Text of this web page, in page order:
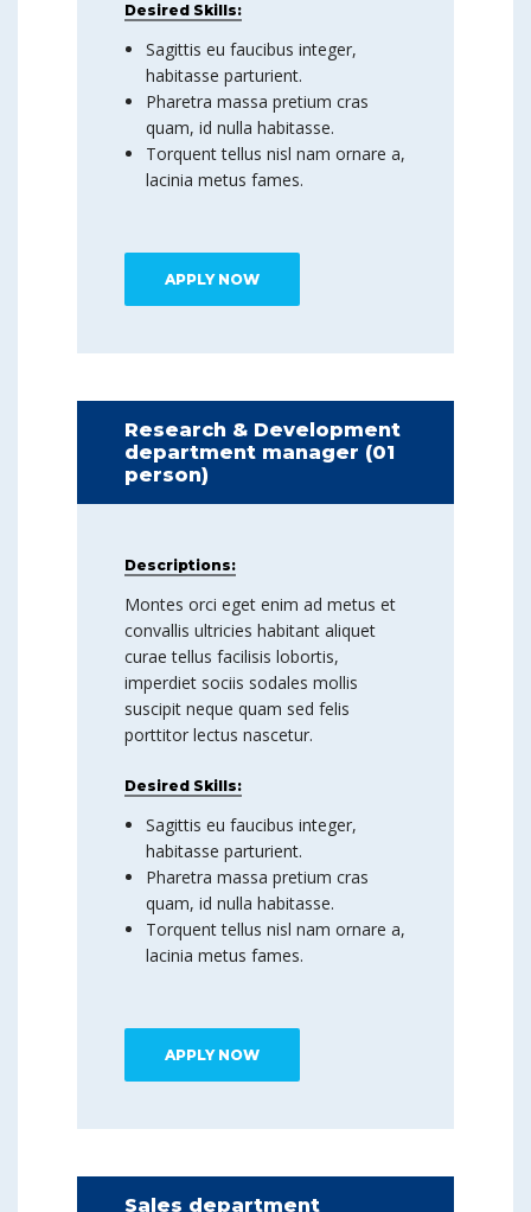
Desired Skills:
Sagittis eu faucibus integer,
habitasse parturient.
Pharetra massa pretium cras
quam, id nulla habitasse.
Torquent tellus nisl nam ornare a,
lacinia metus fames.
APPLY NOW
Research & Development
department manager (01
person)
Descriptions:
Montes orci eget enim ad metus et
convallis ultricies habitant aliquet
curae tellus facilisis lobortis,
imperdiet sociis sodales mollis
suscipit neque quam sed felis
porttitor lectus nascetur.
Desired Skills:
Sagittis eu faucibus integer,
habitasse parturient.
Pharetra massa pretium cras
quam, id nulla habitasse.
Torquent tellus nisl nam ornare a,
lacinia metus fames.
APPLY NOW
Sales department